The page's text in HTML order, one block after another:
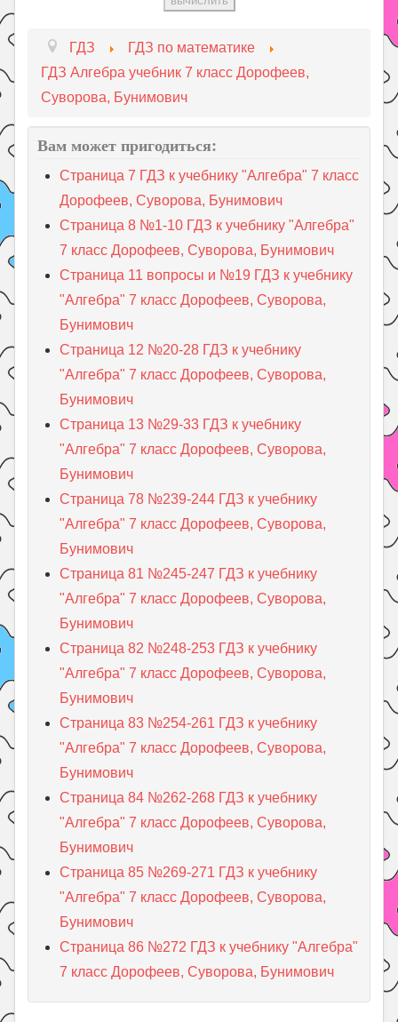
ГДЗ
ГДЗ по математике
ГДЗ Алгебра учебник 7 класс Дорофеев,
Суворова, Бунимович
Вам может пригодиться:
Страница 7 ГДЗ к учебнику "Алгебра" 7 класс
Дорофеев, Суворова, Бунимович
Страница 8 №1-10 ГДЗ к учебнику "Алгебра"
7 класс Дорофеев, Суворова, Бунимович
Страница 11 вопросы и №19 ГДЗ к учебнику
"Алгебра" 7 класс Дорофеев, Суворова,
Бунимович
Страница 12 №20-28 ГДЗ к учебнику
"Алгебра" 7 класс Дорофеев, Суворова,
Бунимович
Страница 13 №29-33 ГДЗ к учебнику
"Алгебра" 7 класс Дорофеев, Суворова,
Бунимович
Страница 78 №239-244 ГДЗ к учебнику
"Алгебра" 7 класс Дорофеев, Суворова,
Бунимович
Страница 81 №245-247 ГДЗ к учебнику
"Алгебра" 7 класс Дорофеев, Суворова,
Бунимович
Страница 82 №248-253 ГДЗ к учебнику
"Алгебра" 7 класс Дорофеев, Суворова,
Бунимович
Страница 83 №254-261 ГДЗ к учебнику
"Алгебра" 7 класс Дорофеев, Суворова,
Бунимович
Страница 84 №262-268 ГДЗ к учебнику
"Алгебра" 7 класс Дорофеев, Суворова,
Бунимович
Страница 85 №269-271 ГДЗ к учебнику
"Алгебра" 7 класс Дорофеев, Суворова,
Бунимович
Страница 86 №272 ГДЗ к учебнику "Алгебра"
7 класс Дорофеев, Суворова, Бунимович